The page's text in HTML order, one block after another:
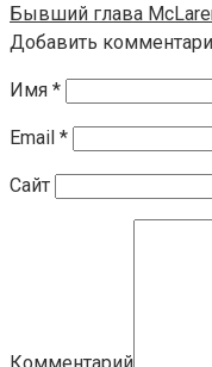
Бывший глава
Добавить
Имя *
Email *
Сайт